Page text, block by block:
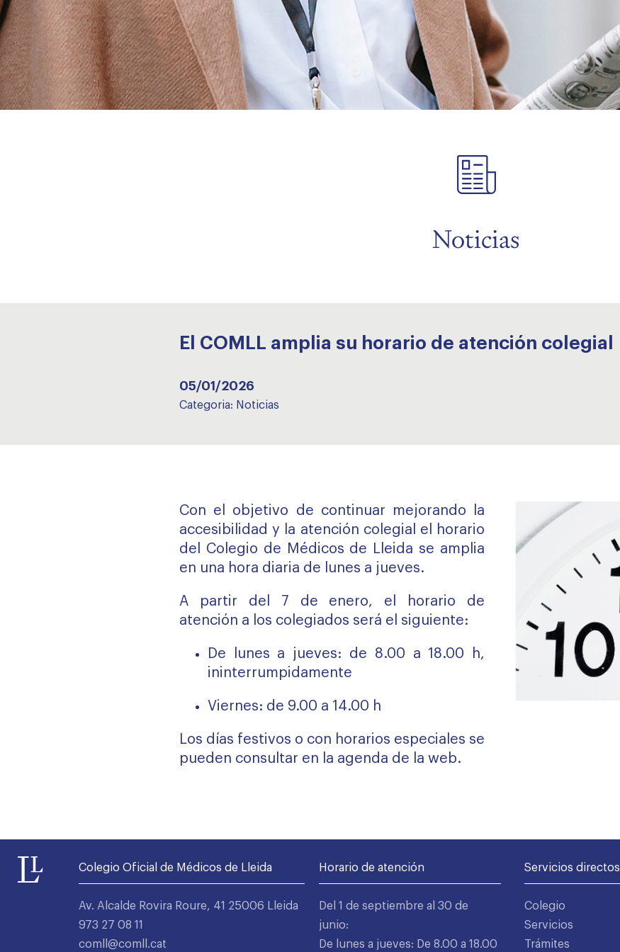
Noticias
El COMLL amplia su horario de atención colegial
05/01/2026
Categoria: Noticias
Con el objetivo de continuar mejorando la
accesibilidad y la atención colegial el horario
del Colegio de Médicos de Lleida se amplia
en una hora diaria de lunes a jueves.
A partir del 7 de enero, el horario de
atención a los colegiados será el siguiente:
De lunes a jueves: de 8.00 a 18.00 h,
ininterrumpidamente
Viernes: de 9.00 a 14.00 h
Los días festivos o con horarios especiales se
pueden consultar en la agenda de la web.
Colegio Oficial de Médicos de Lleida
Av. Alcalde Rovira Roure, 41 25006 Lleida
973 27 08 11
comll@comll.cat
Horario de atención
Del 1 de septiembre al 30 de
junio:
De lunes a jueves: De 8.00 a 18.00
Servicios directos
Colegio
Servicios
Trámites